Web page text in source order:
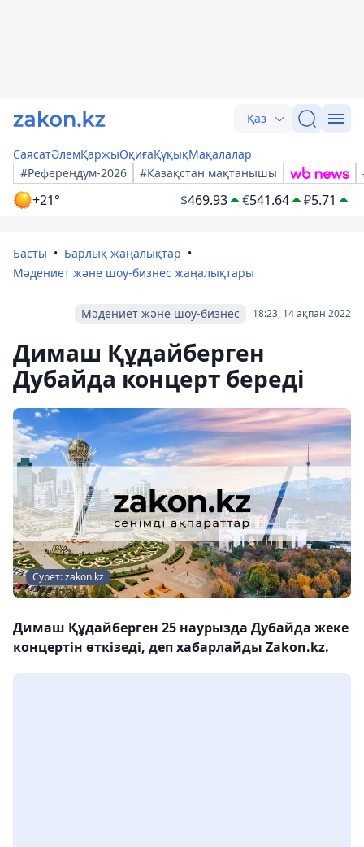
Қаз
СаясатӘлемҚаржыОқиғаҚұқықМақалалар
#Референдум-2026
#Қазақстан мақтанышы
+21° $469.93 €541.64 ₽5.71
Басты
Барлық жаңалықтар
Мәдениет және шоу-бизнес жаңалықтары
18:23, 14 ақпан 2022
Мәдениет және шоу-бизнес
Димаш Құдайберген
Дубайда концерт береді
Сурет: zakon.kz
Димаш Құдайберген 25 наурызда Дубайда жеке
концертін өткізеді, деп хабарлайды Zakon.kz.